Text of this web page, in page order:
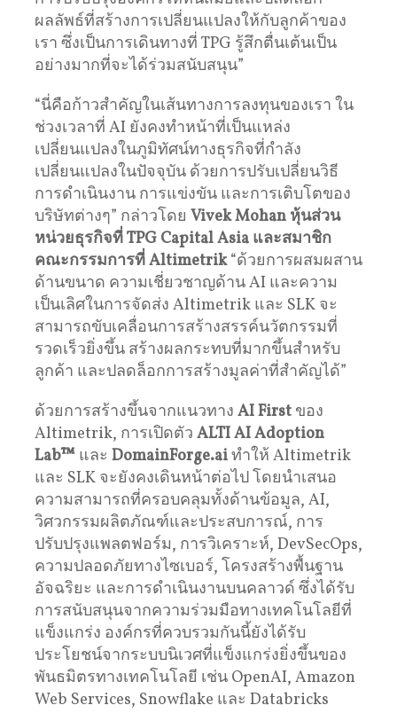
ผลลัพธ์ที่สร้างการเปลี่ยนแปลงให้กับลูกค้าของ
เรา ซึ่งเป็นการเดินทางที่ TPG รู้สึกตื่นเต้นเป็น
อย่างมากที่จะได้ร่วมสนับสนุน”
“นี่คือก้าวสำคัญในเส้นทางการลงทุนของเรา ใน
ช่วงเวลาที่ AI ยังคงทำหน้าที่เป็นแหล่ง
เปลี่ยนแปลงในภูมิทัศน์ทางธุรกิจที่กำลัง
เปลี่ยนแปลงในปัจจุบัน ด้วยการปรับเปลี่ยนวิธี
การดำเนินงาน การแข่งขัน และการเติบโตของ
บริษัทต่างๆ” กล่าวโดย Vivek Mohan หุ้นส่วน
หน่วยธุรกิจที่TPG Capital Asia และสมาชิก
คณะกรรมการที่Altimetrik“ด้วยการผสมผสาน
ด้านขนาด ความเชี่ยวชาญด้าน AI และความ
เป็นเลิศในการจัดส่ง Altimetrik และ SLK จะ
สามารถขับเคลื่อนการสร้างสรรค์นวัตกรรมที่
รวดเร็วยิ่งขึ้น สร้างผลกระทบที่มากขึ้นสำหรับ
ลูกค้า และปลดล็อกการสร้างมูลค่าที่สำคัญได้”
ด้วยการสร้างขึ้นจากแนวทาง AI First ของ
Altimetrik, การเปิดตัว ALTI AI Adoption
Lab™ และ DomainForge.aiทำให้ Altimetrik
และ SLK จะยังคงเดินหน้าต่อไป โดยนำเสนอ
ความสามารถที่ครอบคลุมทั้งด้านข้อมูล, AI,
วิศวกรรมผลิตภัณฑ์และประสบการณ์, การ
ปรับปรุงแพลตฟอร์ม, การวิเคราะห์, DevSecOps,
ความปลอดภัยทางไซเบอร์, โครงสร้างพื้นฐาน
อัจฉริยะ และการดำเนินงานบนคลาวด์ ซึ่งได้รับ
การสนับสนุนจากความร่วมมือทางเทคโนโลยีที่
แข็งแกร่ง องค์กรที่ควบรวมกันนี้ยังได้รับ
ประโยชน์จากระบบนิเวศที่แข็งแกร่งยิ่งขึ้นของ
พันธมิตรทางเทคโนโลยี เช่น OpenAI, Amazon
Web Services, Snowflake และ Databricks